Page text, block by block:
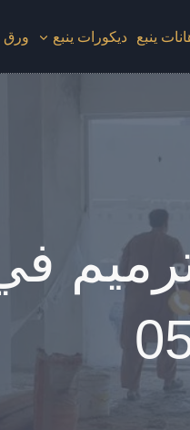
ينبع ديكورات ينبع ورق